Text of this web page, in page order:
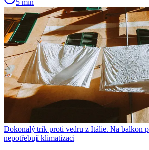
5 min
Dokonalý trik proti vedru z Itálie. Na balkon
nepotřebují klimatizaci